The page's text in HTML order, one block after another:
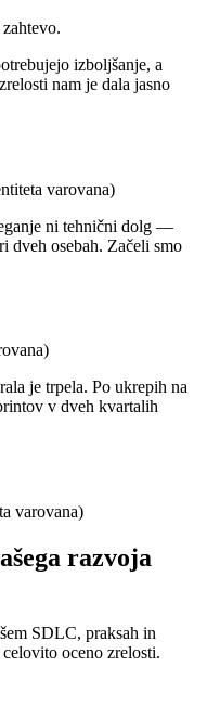
zapolnjevanje
prakse
kodiranja
praksah
lintinga
priročnik za
praks
za podjetja
kot kode
uspeha
znanja
stres,
Proaktivna
v prodajnih
avtomatizacija
časovnica
izboljšanje, a
nam je dala jasno
varovana)
ni tehnični dolg —
dveh osebah. Začeli smo
je trpela. Po ukrepih na
v dveh kvartalih
varovana)
razvoja
SDLC, praksah in
oceno zrelosti.